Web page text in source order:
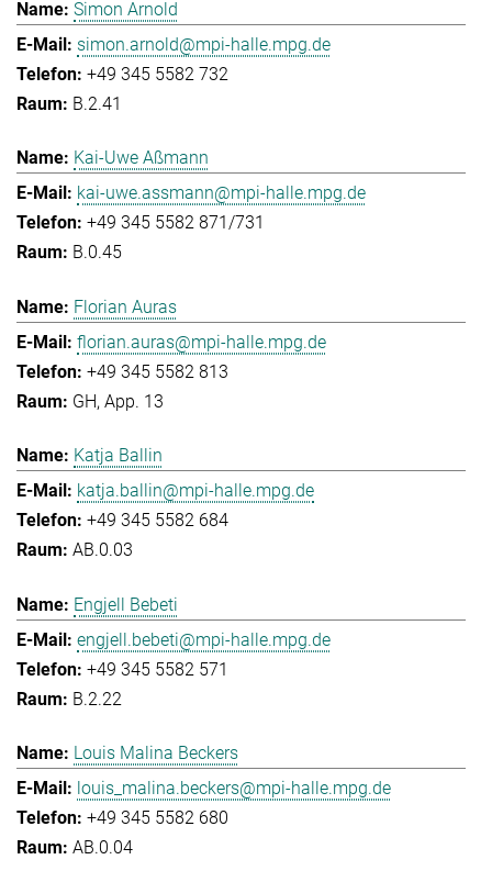
Simon Arnold
simon.arnold@mpi-halle.mpg.de
+49 345 5582 732
B.2.41
Kai-Uwe Aßmann
kai-uwe.assmann@mpi-halle.mpg.de
+49 345 5582 871/731
B.0.45
Florian Auras
florian.auras@mpi-halle.mpg.de
+49 345 5582 813
GH, App. 13
Katja Ballin
katja.ballin@mpi-halle.mpg.de
+49 345 5582 684
AB.0.03
Engjell Bebeti
engjell.bebeti@mpi-halle.mpg.de
+49 345 5582 571
B.2.22
Louis Malina Beckers
louis_malina.beckers@mpi-halle.mpg.de
+49 345 5582 680
AB.0.04